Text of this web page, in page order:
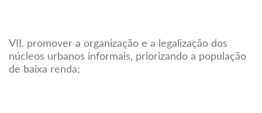
VII. promover a organização e a legalização dos
núcleos urbanos informais, priorizando a população
de baixa renda;